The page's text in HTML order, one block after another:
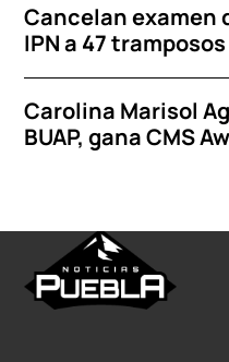
Cancelan examen
IPN a 47 tramposos
Carolina Marisol
BUAP, gana CMS